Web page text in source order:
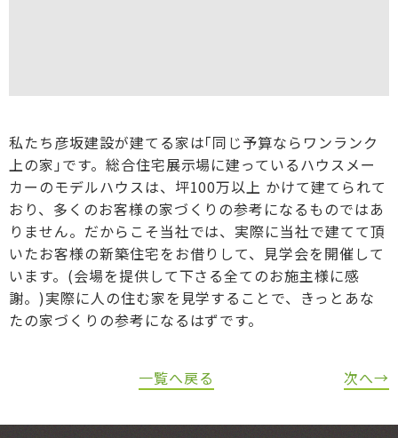
私たち彦坂建設が建てる家は｢同じ予算ならワンランク
上の家｣です。総合住宅展示場に建っているハウスメー
カーのモデルハウスは、坪100万以上 かけて建てられて
おり、多くのお客様の家づくりの参考になるものではあ
りません。だからこそ当社では、実際に当社で建てて頂
いたお客様の新築住宅をお借りして、見学会を開催して
います。(会場を提供して下さる全てのお施主様に感
謝。)実際に人の住む家を見学することで、きっとあな
たの家づくりの参考になるはずです。
一覧へ戻る 次へ→